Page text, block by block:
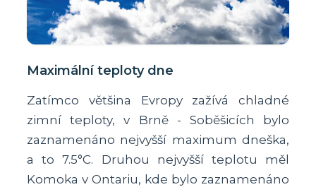
Maximální teploty dne
Zatímco většina Evropy zažívá chladné
zimní teploty, v Brně - Soběšicích bylo
zaznamenáno nejvyšší maximum dneška,
a to 7.5°C. Druhou nejvyšší teplotu měl
Komoka v Ontariu, kde bylo zaznamenáno